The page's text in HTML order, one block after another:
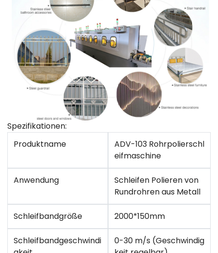
Spezifikationen:
Produktname
ADV-103 Rohrpolierschl
eifmaschine
Anwendung
Schleifen Polieren von
Rundrohren aus Metall
Schleifbandgröße 2000*150mm
Schleifbandgeschwindi
0-30 m/s (Geschwindig